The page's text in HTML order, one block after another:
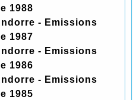
1988
- Emissions
1987
- Emissions
1986
- Emissions
1985